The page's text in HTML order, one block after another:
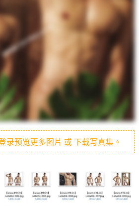
录预览更多图片 或 下载写真集。